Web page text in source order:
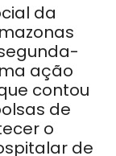
da
ação
contou
de
o
de